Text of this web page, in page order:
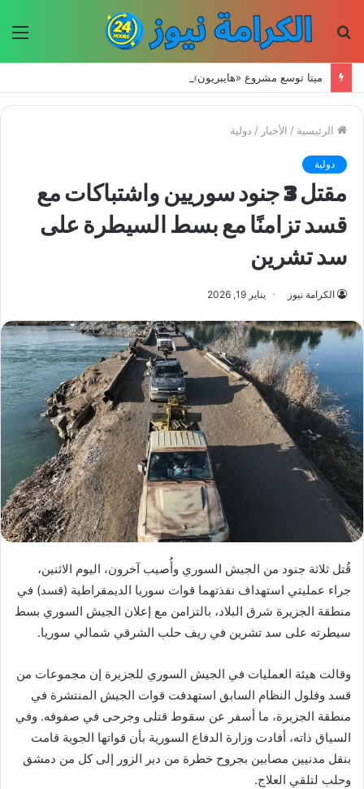
الرئيسية / الأخبار / دولية
دولية
مقتل 3 جنود سوريين واشتباكات مع
قسد تزامنًا مع بسط السيطرة على
سد تشرين
الكرامة نيوز يناير 19, 2026
قُتل ثلاثة جنود من الجيش السوري وأُصيب آخرون، اليوم الاثنين،
جراء عمليتي استهداف نفذتهما قوات سوريا الديمقراطية (قسد) في
منطقة الجزيرة شرق البلاد، بالتزامن مع إعلان الجيش السوري بسط
سيطرته على سد تشرين في ريف حلب الشرقي شمالي سوريا.
وقالت هيئة العمليات في الجيش السوري للجزيرة إن مجموعات من
قسد وفلول النظام السابق استهدفت قوات الجيش المنتشرة في
منطقة الجزيرة، ما أسفر عن سقوط قتلى وجرحى في صفوفه. وفي
السياق ذاته، أفادت وزارة الدفاع السورية بأن قواتها الجوية قامت
بنقل مدنيين مصابين بجروح خطرة من دير الزور إلى كل من دمشق
وحلب لتلقي العلاج.